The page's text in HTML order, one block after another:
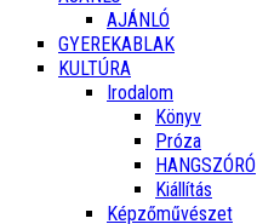
AJÁNLÓ
GYEREKABLAK
KULTÚRA
Irodalom
Könyv
Próza
HANGSZÓRÓ
Kiállítás
Képzőművészet